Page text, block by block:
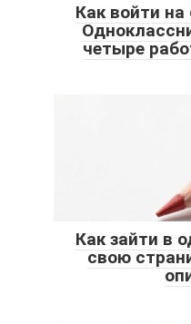
Как войти
четыре
Как зайти в
свою